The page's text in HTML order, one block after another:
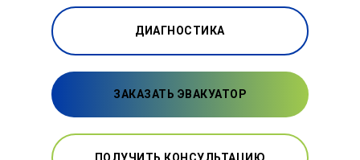
ДИАГНОСТИКА
ЗАКАЗАТЬ ЭВАКУАТОР
ПОЛУЧИТЬ КОНСУЛЬТАЦИЮ